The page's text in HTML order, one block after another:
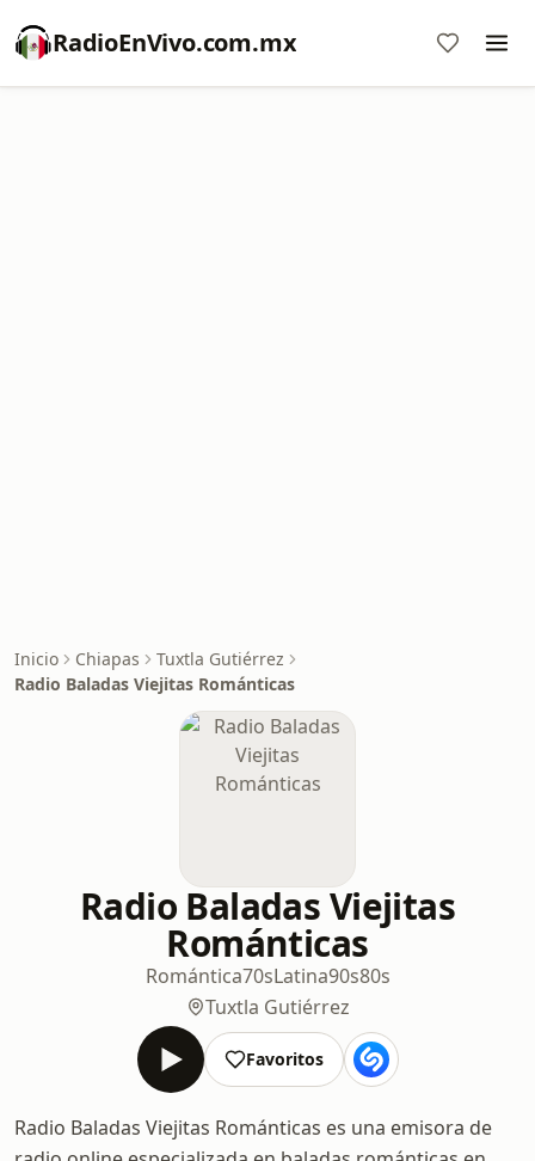
RadioEnVivo.com.mx
Inicio Chiapas
Tuxtla Gutiérrez
Radio Baladas Viejitas Románticas
Radio Baladas Viejitas
Románticas
Romántica70sLatina90s80s
Tuxtla Gutiérrez
Favoritos
Radio Baladas Viejitas Románticas es una emisora de